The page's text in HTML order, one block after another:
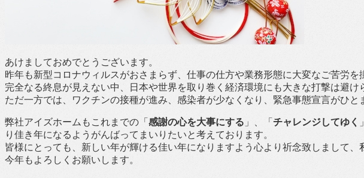
あけましておめでとうございます。
昨年も新型コロナウィルスがおさまらず、仕事の仕方や業務形態に大変なご苦労
完全なる終息が見えない中、日本や世界を取り巻く経済環境にも大きな打撃は避
ただ一方では、ワクチンの接種が進み、感染者が少なくなり、緊急事態宣言がひと
弊社アイズホームもこれまでの「 感謝の心を大事にする 」、「 チャレンジしてゆく
り佳き年になるようがんばってまいりたいと考えております。
皆様にとっても、新しい年が輝ける佳い年になりますよう心より祈念致しまして、
今年もよろしくお願いします。